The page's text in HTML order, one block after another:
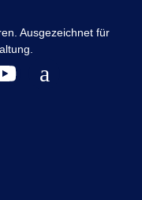
Ausgezeichnet für